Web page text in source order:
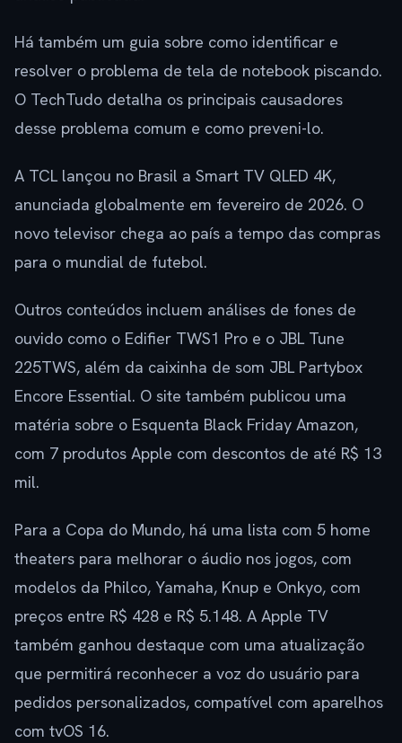
Há também um guia sobre como identificar e
resolver o problema de tela de notebook piscando.
O TechTudo detalha os principais causadores
desse problema comum e como preveni-lo.
A TCL lançou no Brasil a Smart TV QLED 4K,
anunciada globalmente em fevereiro de 2026. O
novo televisor chega ao país a tempo das compras
para o mundial de futebol.
Outros conteúdos incluem análises de fones de
ouvido como o Edifier TWS1 Pro e o JBL Tune
225TWS, além da caixinha de som JBL Partybox
Encore Essential. O site também publicou uma
matéria sobre o Esquenta Black Friday Amazon,
com 7 produtos Apple com descontos de até R$ 13
mil.
Para a Copa do Mundo, há uma lista com 5 home
theaters para melhorar o áudio nos jogos, com
modelos da Philco, Yamaha, Knup e Onkyo, com
preços entre R$ 428 e R$ 5.148. A Apple TV
também ganhou destaque com uma atualização
que permitirá reconhecer a voz do usuário para
pedidos personalizados, compatível com aparelhos
com tvOS 16.